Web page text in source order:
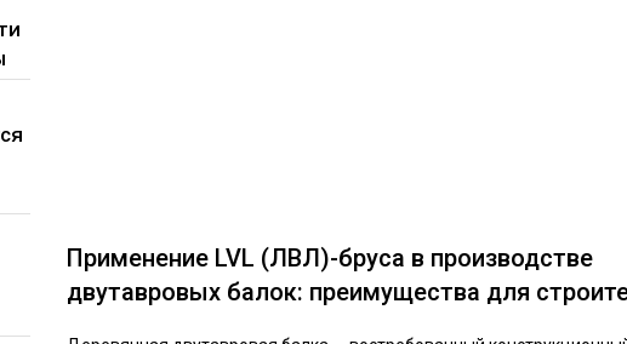
Применение LVL (ЛВЛ)-бруса в производстве
двутавровых балок: преимущества для